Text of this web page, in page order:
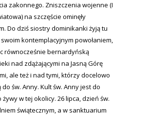
zakonnego. Zniszczenia wojenne (I
na szczęście ominęły
Do dziś siostry dominikanki żyją tu
kontemplacyjnym powołaniem,
równocześnie bernardyńską
nad zdążającymi na Jasną Górę
ale też i nad tymi, którzy docelowo
św. Anny. Kult św. Anny jest do
w tej okolicy. 26 lipca, dzień św.
świątecznym, a w sanktuarium